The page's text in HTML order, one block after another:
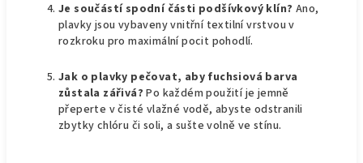
Je součástí spodní části podšívkový klín? Ano,
plavky jsou vybaveny vnitřní textilní vrstvou v
rozkroku pro maximální pocit pohodlí.
Jak o plavky pečovat, aby fuchsiová barva
zůstala zářivá?Po každém použití je jemně
přeperte v čisté vlažné vodě, abyste odstranili
zbytky chlóru či soli, a sušte volně ve stínu.